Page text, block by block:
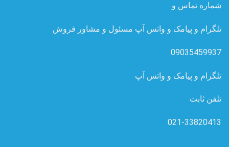
شماره تماس و
تلگرام و پیامک و واتس آپ مسئول و مشاور فروش
09035459937
تلگرام و پیامک و واتس آپ
تلفن ثابت
021-33820413